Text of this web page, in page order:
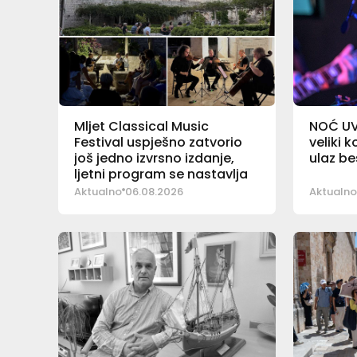
Mljet Classical Music
Festival uspješno zatvorio
još jedno izvrsno izdanje,
ljetni program se nastavlja
Aktualno 06.08.2026
NOĆ
veliki
ulaz
Aktualno